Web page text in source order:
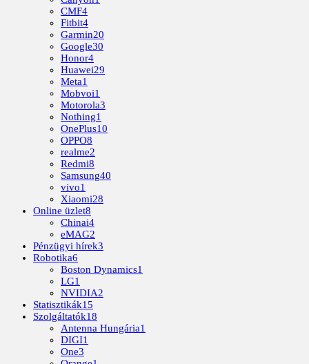
CMF4
Fitbit4
Garmin20
Google30
Honor4
Huawei29
Meta1
Mobvoi1
Motorola3
Nothing1
OnePlus10
OPPO8
realme2
Redmi8
Samsung40
vivo1
Xiaomi28
Online üzlet8
Chinai4
eMAG2
Pénzügyi hírek3
Robotika6
Boston Dynamics1
LG1
NVIDIA2
Statisztikák15
Szolgáltatók18
Antenna Hungária1
DIGI1
One3